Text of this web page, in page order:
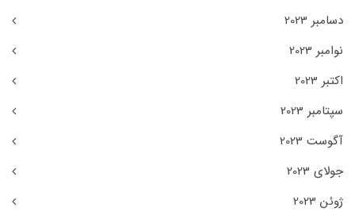
دسامبر 2023
نوامبر 2023
اکتبر 2023
سپتامبر 2023
آگوست 2023
جولای 2023
ژوئن 2023